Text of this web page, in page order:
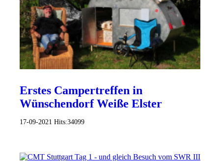
Erstes Campertreffen in
Wünschendorf Weiße Elster
17-09-2021 Hits:34099